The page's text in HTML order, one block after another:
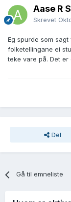
Aase R
Skrevet
Eg spurde som
folketellingane ei
teke vare på. Det
Del
Gå til emneliste